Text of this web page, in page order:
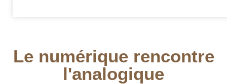
Le numérique rencontre
l'analogique